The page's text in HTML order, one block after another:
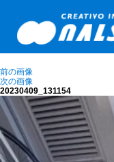
前の画像
次の画像
20230409_131154